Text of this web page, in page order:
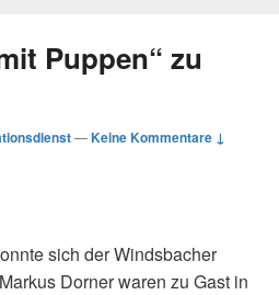
Puppen“ zu
—Keine Kommentare ↓
sich der Windsbacher
Dorner waren zu Gast in